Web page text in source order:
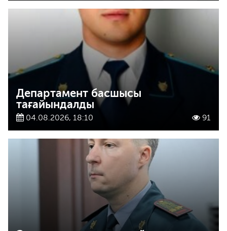
Департамент басшысы
тағайындалды
04.08.2026, 18:10 91